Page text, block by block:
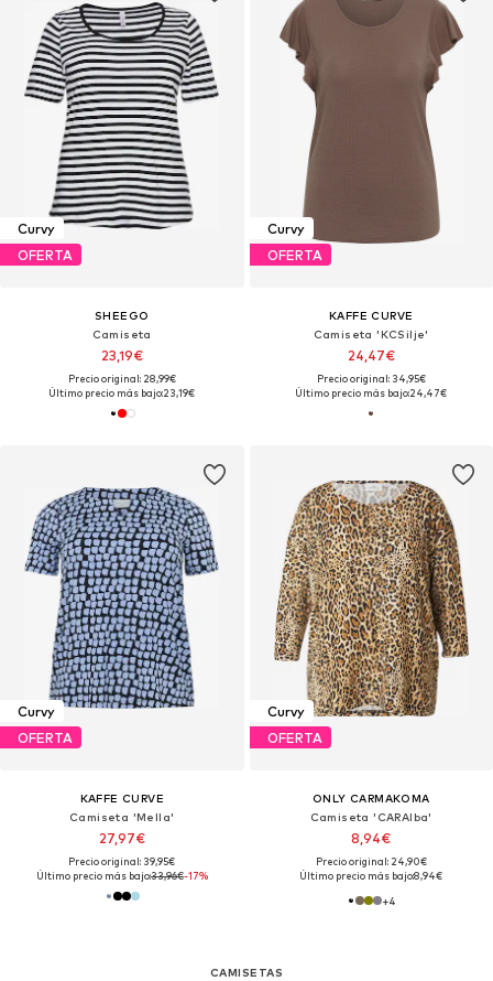
Curvy
OFERTA
SHEEGO
Camiseta
23,19€
Precio original: 28,99€
Último precio más bajo:23,19€
Curvy
OFERTA
KAFFE CURVE
Camiseta 'KCSilje'
24,47€
Precio original: 34,95€
Último precio más bajo:24,47€
Curvy
OFERTA
KAFFE CURVE
Camiseta 'Mella'
27,97€
Precio original: 39,95€
Último precio más bajo:33,96€-17%
Curvy
OFERTA
ONLY CARMAKOMA
Camiseta 'CARAlba'
8,94€
Precio original: 24,90€
Último precio más bajo:8,94€
+4
CAMISETAS